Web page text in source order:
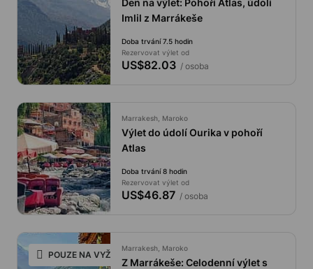
Den na výlet: Pohoří Atlas, údolí
Imlil z Marrákeše
Doba trvání 7.5 hodin
Rezervovat výlet od
US$82.03/ osoba
Marrakesh, Maroko
Výlet do údolí Ourika v pohoří
Atlas
Doba trvání 8 hodin
Rezervovat výlet od
US$46.87/ osoba
POUZE NA VYŽÁDÁNÍ
Marrakesh, Maroko
Z Marrákeše: Celodenní výlet s